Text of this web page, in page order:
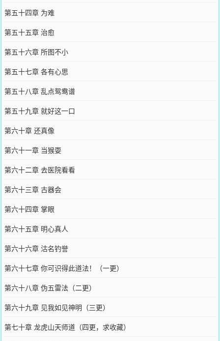
第五十四章 为难
第五十五章 治愈
第五十六章 所图不小
第五十七章 各有心思
第五十八章 乱点鸳鸯谱
第五十九章 就好这一口
第六十章 还真像
第六十一章 当猴耍
第六十二章 去医院看看
第六十三章 古器会
第六十四章 掌眼
第六十五章 明心真人
第六十六章 沽名钓誉
第六十七章 你可识得此道法！（一更）
第六十八章 伪五雷法（二更）
第六十九章 见我如见神明（三更）
第七十章 龙虎山天师道（四更，求收藏）